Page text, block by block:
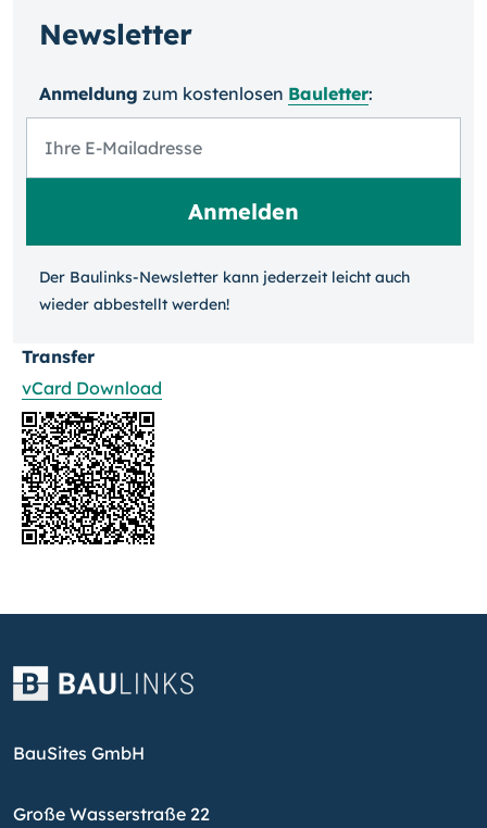
Newsletter
Anmeldung zum kosten­losen Bauletter:
Der Baulinks-Newsletter kann jeder­zeit leicht auch
wieder ab­bestellt werden!
Transfer
vCard Download
BauSites GmbH
Große Wasserstraße 22